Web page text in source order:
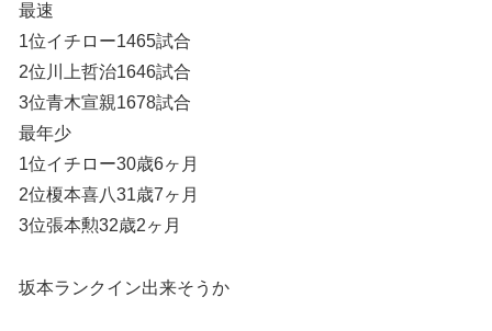
最速
1位イチロー1465試合
2位川上哲治1646試合
3位青木宣親1678試合
最年少
1位イチロー30歳6ヶ月
2位榎本喜八31歳7ヶ月
3位張本勲32歳2ヶ月
坂本ランクイン出来そうか